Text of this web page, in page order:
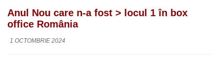
Anul Nou care n-a fost > locul 1 în box
office România
1 OCTOMBRIE 2024